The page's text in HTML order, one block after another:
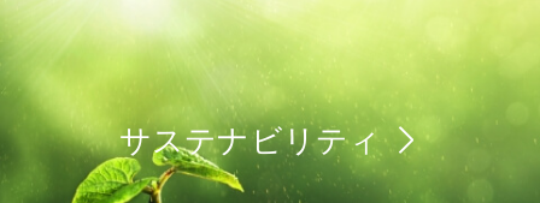
サステナビリティ